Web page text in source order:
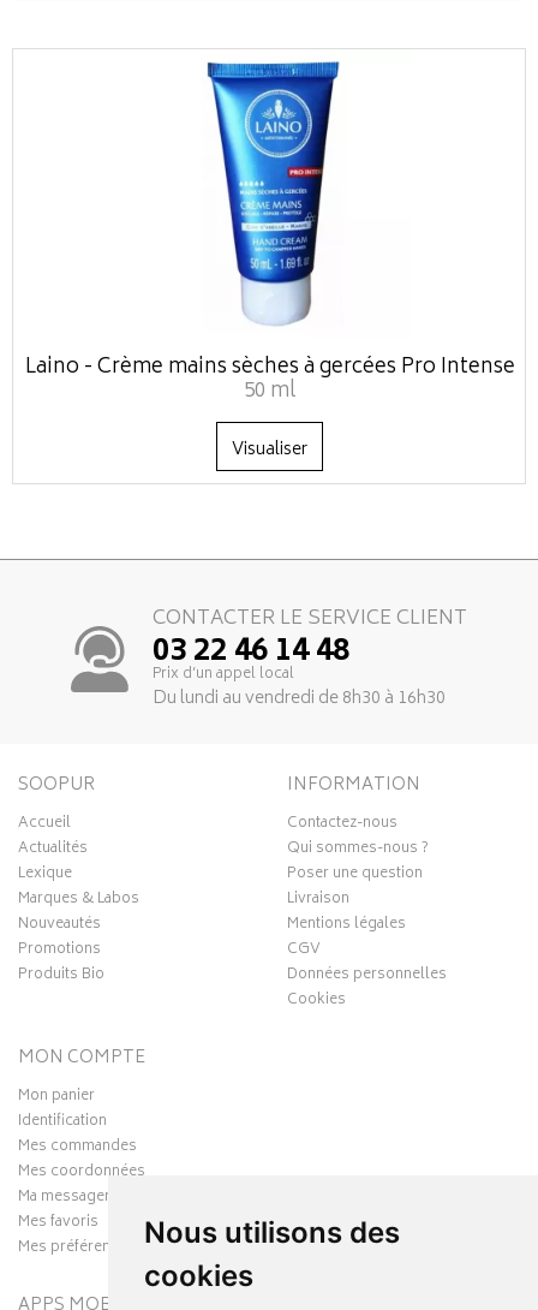
Nous utilisons des
cookies
Laino - Crème mains sèches à gercées Pro Intense
50 ml
Visualiser
CONTACTER LE SERVICE CLIENT
03 22 46 14 48
Prix d’un appel local
Du lundi au vendredi de 8h30 à 16h30
SOOPUR
Accueil
Actualités
Lexique
Marques & Labos
Nouveautés
Promotions
Produits Bio
INFORMATION
Contactez-nous
Qui sommes-nous ?
Poser une question
Livraison
Mentions légales
CGV
Données personnelles
Cookies
MON COMPTE
Mon panier
Identification
Mes commandes
Mes coordonnées
Ma messagerie
Mes favoris
Mes préférences Cookies